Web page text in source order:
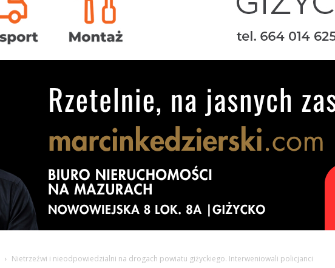
Nietrzeźwi i nieodpowiedzialni na drogach powiatu giżyckiego. Interweniowali policjanci